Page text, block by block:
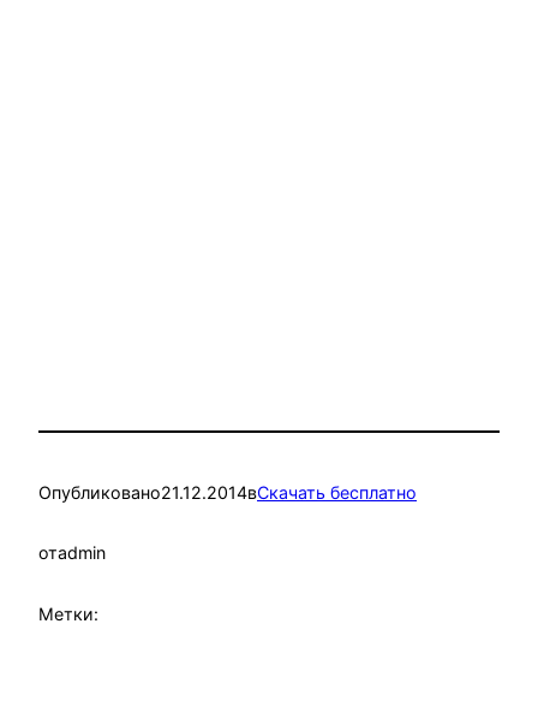
Опубликовано21.12.2014вСкачать бесплатно
отadmin
Метки: